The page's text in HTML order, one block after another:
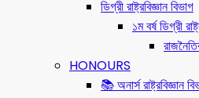
ডিগ্রী রাষ্ট্রবিজ্ঞান বিভাগ
১ম বর্ষ ডিগ্রী
HONOURS
📚 অনার্স রাষ্ট্রবিজ্ঞান